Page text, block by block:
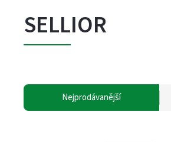
SELLIOR
Nejprodávanější